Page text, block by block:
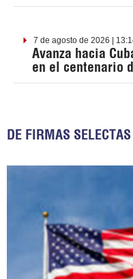
7 de agosto de 2026 |
Avanza hacia
en el centenario
DE FIRMAS SELECTAS